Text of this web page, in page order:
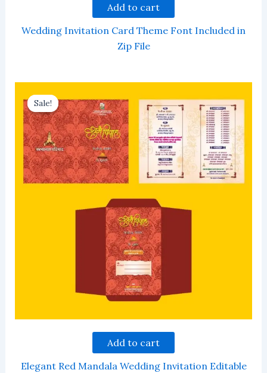
Add to cart
Wedding Invitation Card Theme Font Included in
Zip File
Sale!
Sale!
Add to cart
Elegant Red Mandala Wedding Invitation Editable